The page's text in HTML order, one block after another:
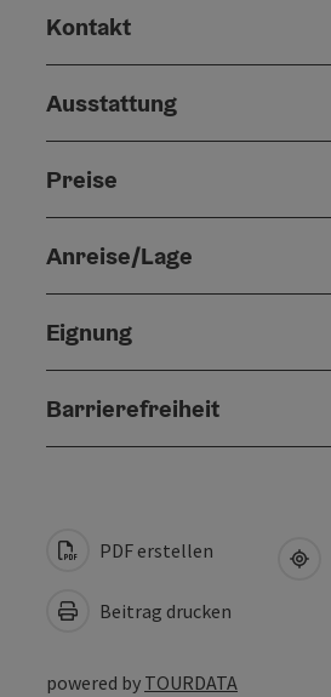
Kontakt
Ausstattung
Preise
Anreise/Lage
Eignung
Barrierefreiheit
PDF erstellen
Beitrag drucken
powered by TOURDATA